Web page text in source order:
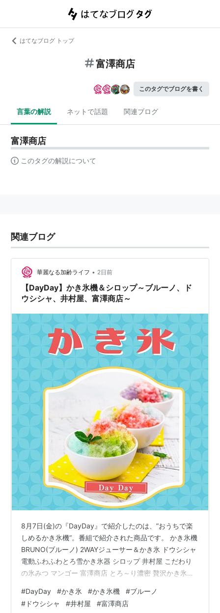
はてなブログ トップ
富澤商店
このタグでブログを書く
言葉の解説 ネットで話題 関連ブログ
富澤商店
このタグの解説について
関連ブログ
華麗なる加齢ライフ • 2日前
【DayDay】かき氷機＆シロップ～ブルーノ、ド
ウシシャ、井村屋、富澤商店～
8月7日(金)の『DayDay』で紹介したのは、”おうちで楽
しめるかき氷機”。番組で紹介された商品です。 かき氷機
BRUNO(ブルーノ) 2WAYジューサー＆かき氷 ドウシシャ
電動ふわふわとろ雪かき氷器 シロップ 井村屋 こだわり
の氷みつ マンゴー 富澤商店 とろ～り濃密 贅沢かき氷シ
抹茶 富澤商店 喫茶店風 かき氷シロップ 珈琲 富澤商店 喫
茶店風 かき氷シロップ ミルクティー風味 かき氷機
#DayDay #かき氷 #かき氷機 #ブルーノ
# ドウシシャ #井村屋 #富澤商店